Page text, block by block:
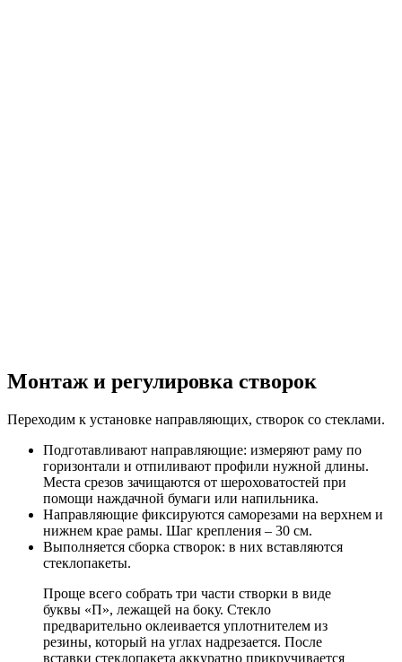
Монтаж и регулировка створок
Переходим к установке направляющих, створок со стеклами.
Подготавливают направляющие: измеряют раму по
горизонтали и отпиливают профили нужной длины.
Места срезов зачищаются от шероховатостей при
помощи наждачной бумаги или напильника.
Направляющие фиксируются саморезами на верхнем и
нижнем крае рамы. Шаг крепления – 30 см.
Выполняется сборка створок: в них вставляются
стеклопакеты.
Проще всего собрать три части створки в виде
буквы «П», лежащей на боку. Стекло
предварительно оклеивается уплотнителем из
резины, который на углах надрезается. После
вставки стеклопакета аккуратно прикручивается